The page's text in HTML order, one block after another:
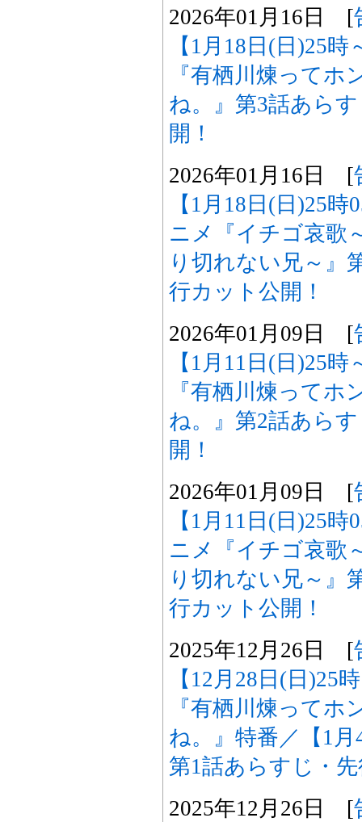
2026年01月16日 [
【1月18日(日)25
『有栖川煉ってホ
ね。』第3話あら
開！
2026年01月16日 [
【1月18日(日)25
ニメ『イチゴ哀歌
り切れない兄～
行カット公開！
2026年01月09日 [
【1月11日(日)25
『有栖川煉ってホ
ね。』第2話あら
開！
2026年01月09日 [
【1月11日(日)25
ニメ『イチゴ哀歌
り切れない兄～
行カット公開！
2025年12月26日 [
【12月28日(日)25
『有栖川煉ってホ
ね。』特番／【1
第1話あらすじ・
2025年12月26日 [